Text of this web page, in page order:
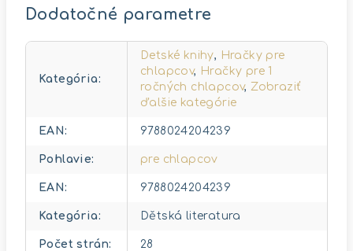
Dodatočné parametre
Kategória:
Detské knihy, Hračky pre
chlapcov, Hračky pre 1
ročných chlapcov, Zobraziť
ďalšie kategórie
EAN: 9788024204239
Pohlavie: pre chlapcov
EAN: 9788024204239
Kategória: Dětská literatura
Počet strán: 28